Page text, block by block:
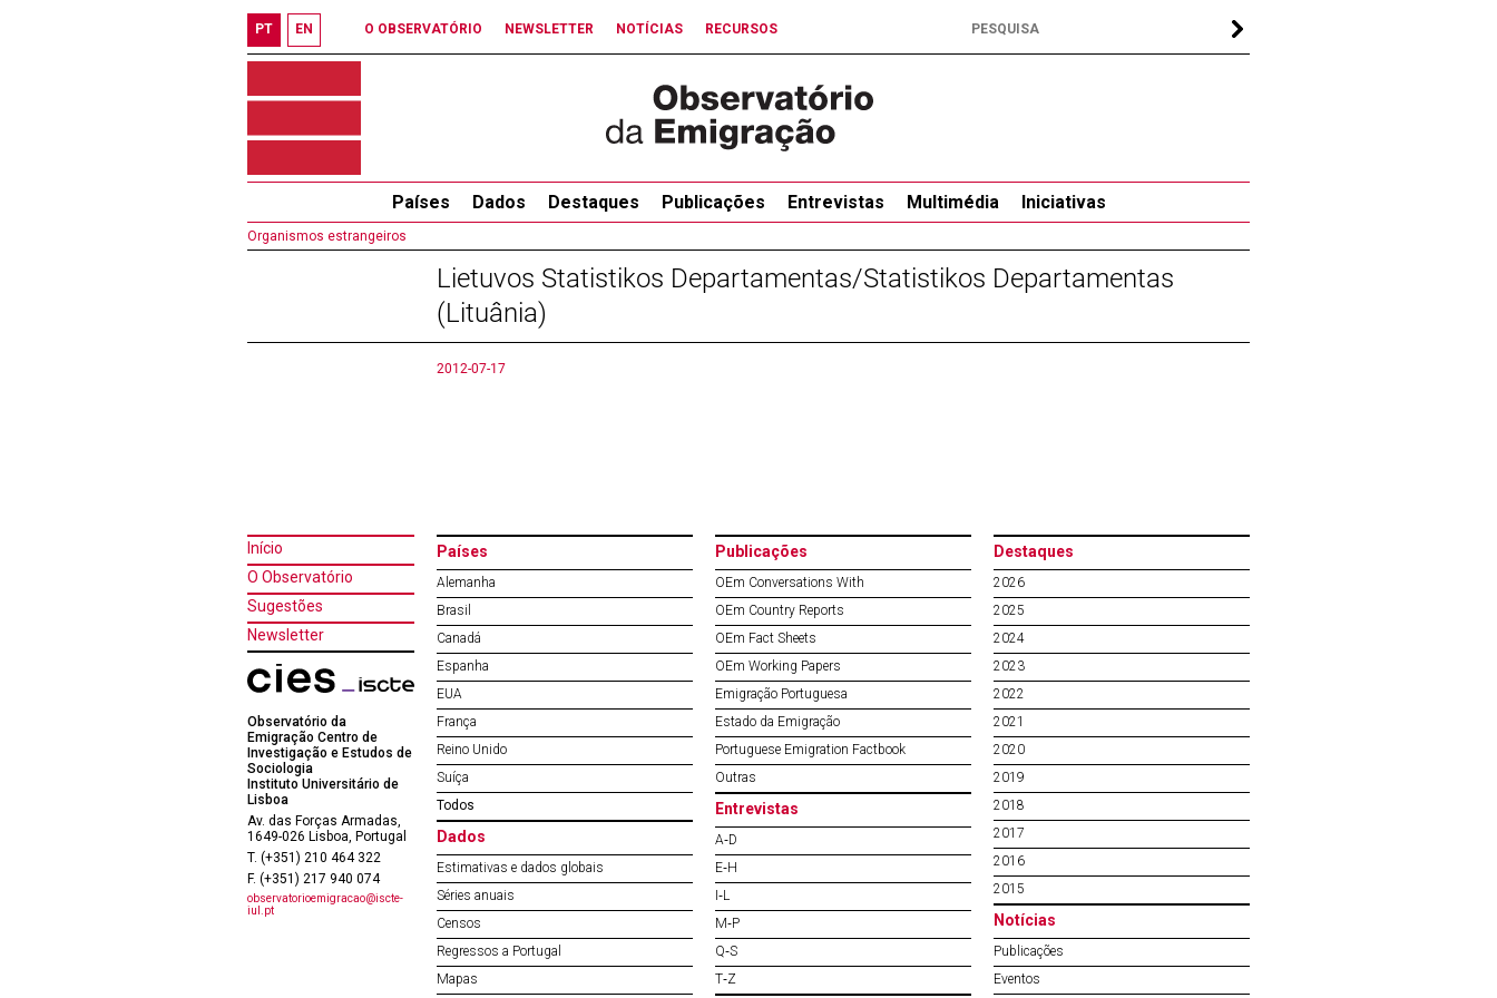
PT EN O OBSERVATÓRIO NEWSLETTER NOTÍCIAS RECURSOS
Países Dados Destaques Publicações Entrevistas Multimédia Iniciativas
Organismos estrangeiros
Lietuvos Statistikos Departamentas/Statistikos Departamentas
(Lituânia)
2012-07-17
Início
O Observatório
Sugestões
Newsletter
Observatório da
Emigração Centro de
Investigação e Estudos de
Sociologia
Instituto Universitário de
Lisboa
Av. das Forças Armadas,
1649-026 Lisboa, Portugal
T. (+351) 210 464 322
F. (+351) 217 940 074
observatorioemigracao@iscte-
iul.pt
Países
Alemanha
Brasil
Canadá
Espanha
EUA
França
Reino Unido
Suíça
Todos
Dados
Estimativas e dados globais
Séries anuais
Censos
Regressos a Portugal
Mapas
Publicações
OEm Conversations With
OEm Country Reports
OEm Fact Sheets
OEm Working Papers
Emigração Portuguesa
Estado da Emigração
Portuguese Emigration Factbook
Outras
Entrevistas
A‐D
E‐H
I‐L
M‐P
Q‐S
T‐Z
Destaques
2026
2025
2024
2023
2022
2021
2020
2019
2018
2017
2016
2015
Notícias
Publicações
Eventos